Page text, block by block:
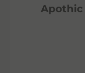
Apothic